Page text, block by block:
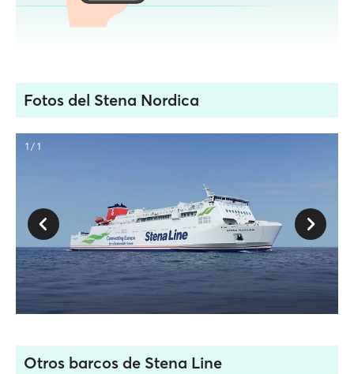
Fotos del Stena Nordica
1 / 1
Otros barcos de Stena Line